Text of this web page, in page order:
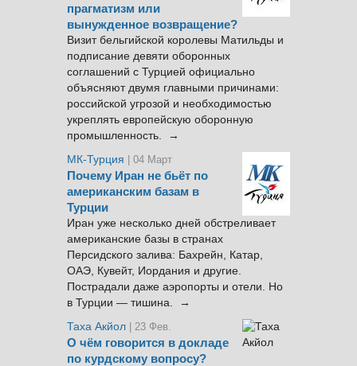
прагматизм или
вынужденное возвращение?
Визит бельгийской королевы Матильды и
подписание девяти оборонных
соглашений с Турцией официально
объясняют двумя главными причинами:
российской угрозой и необходимостью
укреплять европейскую оборонную
промышленность. →
МК-Турция
| 04 Март
Почему Иран не бьёт по
американским базам в
Турции
Иран уже несколько дней обстреливает
американские базы в странах
Персидского залива: Бахрейн, Катар,
ОАЭ, Кувейт, Иордания и другие.
Пострадали даже аэропорты и отели. Но
в Турции — тишина. →
Таха Акйол | 23 Фев.
О чём говорится в докладе
по курдскому вопросу?